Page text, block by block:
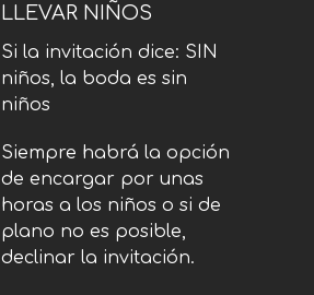
LLEVAR NIÑOS
Si la invitación dice: SIN
niños, la boda es sin
niños
Siempre habrá la opción
de encargar por unas
horas a los niños o si de
plano no es posible,
declinar la invitación.